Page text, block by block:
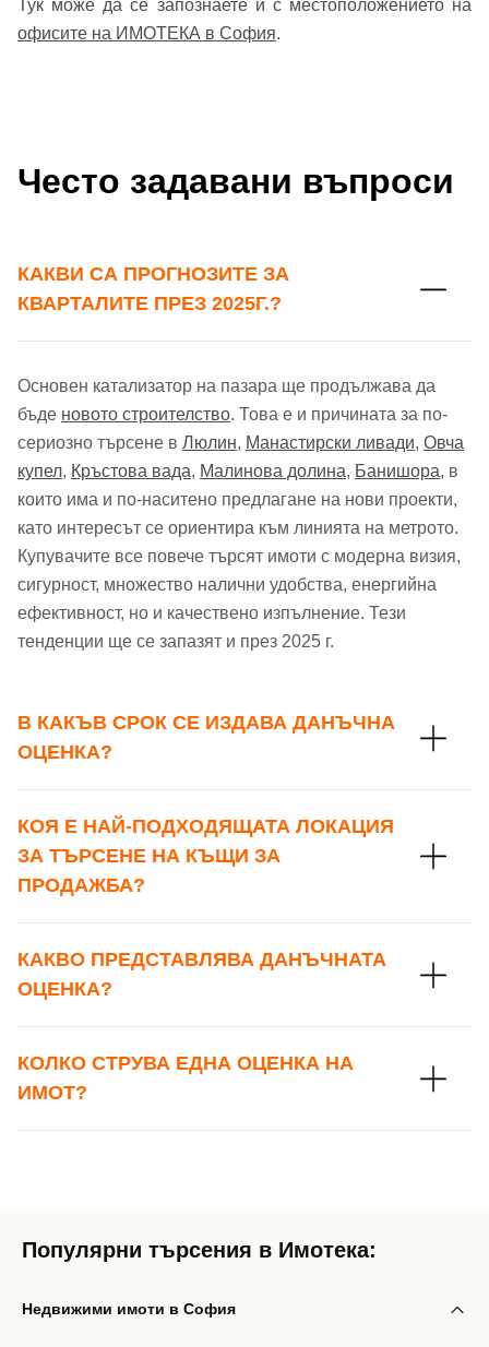
Тук може да се запознаете и с местоположението на
офисите на ИМОТЕКА в София.
Често задавани въпроси
КАКВИ СА ПРОГНОЗИТЕ ЗА
КВАРТАЛИТЕ ПРЕЗ 2025Г.?
Основен катализатор на пазара ще продължава да
бъде новото строителство. Това е и причината за по-
сериозно търсене в Люлин, Манастирски ливади, Овча
купел, Кръстова вада, Малинова долина, Банишора, в
които има и по-наситено предлагане на нови проекти,
като интересът се ориентира към линията на метрото.
Купувачите все повече търсят имоти с модерна визия,
сигурност, множество налични удобства, енергийна
ефективност, но и качествено изпълнение. Тези
тенденции ще се запазят и през 2025 г.
В КАКЪВ СРОК СЕ ИЗДАВА ДАНЪЧНА
ОЦЕНКА?
КОЯ Е НАЙ-ПОДХОДЯЩАТА ЛОКАЦИЯ
ЗА ТЪРСЕНЕ НА КЪЩИ ЗА
ПРОДАЖБА?
КАКВО ПРЕДСТАВЛЯВА ДАНЪЧНАТА
ОЦЕНКА?
КОЛКО СТРУВА ЕДНА ОЦЕНКА НА
ИМОТ?
Популярни търсения в Имотека:
Недвижими имоти в София